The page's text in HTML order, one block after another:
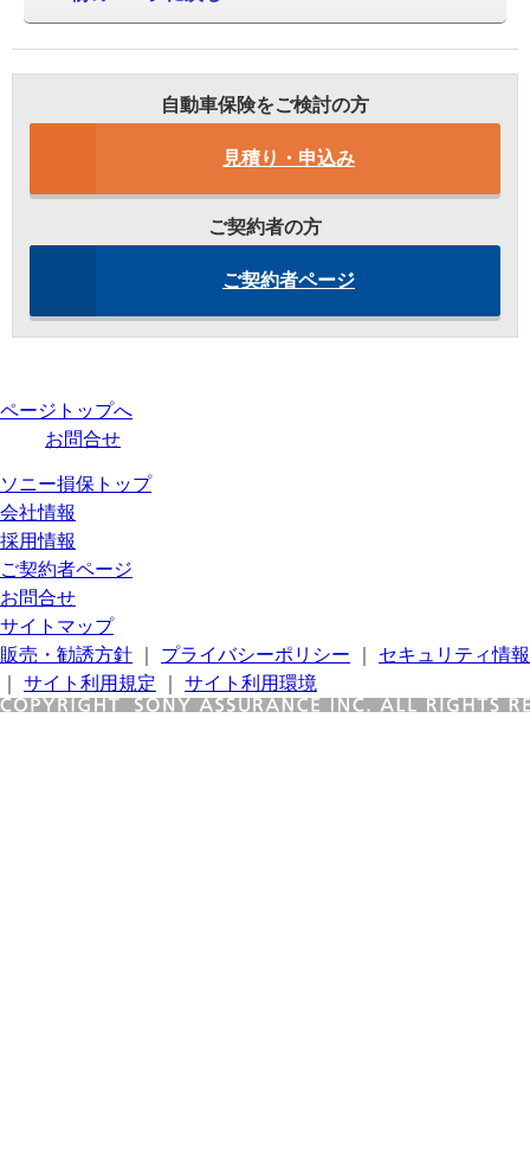
自動車保険をご検討の方
見積り・申込み
ご契約者の方
ご契約者ページ
ページトップへ
お問合せ
ソニー損保トップ
会社情報
採用情報
ご契約者ページ
お問合せ
サイトマップ
販売・勧誘方針
プライバシーポリシー
セキュリティ情報
サイト利用規定 サイト利用環境